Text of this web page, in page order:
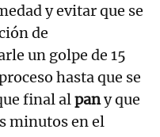
y evitar que se
de
un golpe de 15
hasta que se
final alpany que
minutos en el